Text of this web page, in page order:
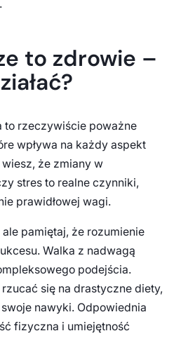
to zdrowie –
to rzeczywiście poważne
wpływa na każdy aspekt
że zmiany w
stres to realne czynniki,
prawidłowej wagi.
pamiętaj, że rozumienie
Walka z nadwagą
podejścia.
się na drastyczne diety,
nawyki. Odpowiednia
fizyczna i umiejętność